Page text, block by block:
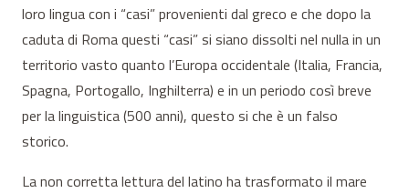
loro lingua con i “casi” provenienti dal greco e che dopo la
caduta di Roma questi “casi” si siano dissolti nel nulla in un
territorio vasto quanto l’Europa occidentale (Italia, Francia,
Spagna, Portogallo, Inghilterra) e in un periodo così breve
per la linguistica (500 anni), questo si che è un falso
storico.
La non corretta lettura del latino ha trasformato il mare